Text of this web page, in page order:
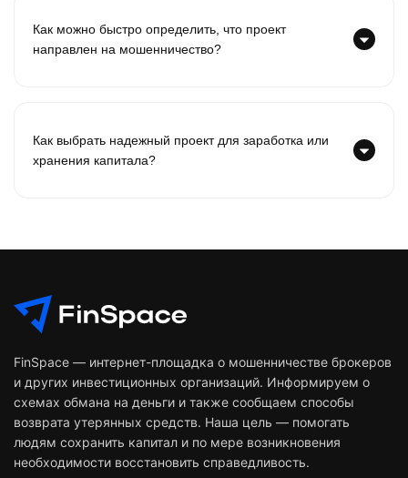
Как можно быстро определить, что проект
направлен на мошенничество?
Как выбрать надежный проект для заработка или
хранения капитала?
FinSpace — интернет-площадка о мошенничестве брокеров
и других инвестиционных организаций. Информируем о
схемах обмана на деньги и также сообщаем способы
возврата утерянных средств. Наша цель — помогать
людям сохранить капитал и по мере возникновения
необходимости восстановить справедливость.